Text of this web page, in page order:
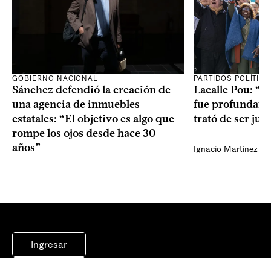
GOBIERNO NACIONAL
Sánchez defendió la creación de
una agencia de inmuebles
estatales: “El objetivo es algo que
rompe los ojos desde hace 30
años”
PARTIDOS
Lacalle Pou:
fue
trató de ser
Ignacio Martínez
Ingresar